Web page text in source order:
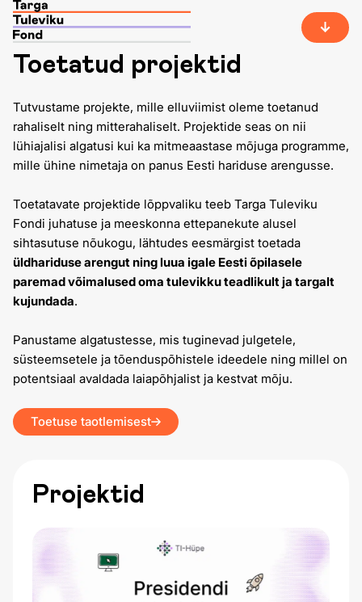
Toetatud projektid
Tutvustame projekte, mille elluviimist oleme toetanud
rahaliselt ning mitterahaliselt. Projektide seas on nii
lühiajalisi algatusi kui ka mitmeaastase mõjuga programme,
mille ühine nimetaja on panus Eesti hariduse arengusse.
Toetatavate projektide lõppvaliku teeb Targa Tuleviku
Fondi juhatuse ja meeskonna ettepanekute alusel
sihtasutuse nõukogu, lähtudes eesmärgist toetada
üldhariduse arengut ning luua igale Eesti õpilasele
paremad võimalused oma tulevikku teadlikult ja targalt
kujundada.
Panustame algatustesse, mis tuginevad julgetele,
süsteemsetele ja tõenduspõhistele ideedele ning millel on
potentsiaal avaldada laiapõhjalist ja kestvat mõju.
Toetuse taotlemisest
Projektid